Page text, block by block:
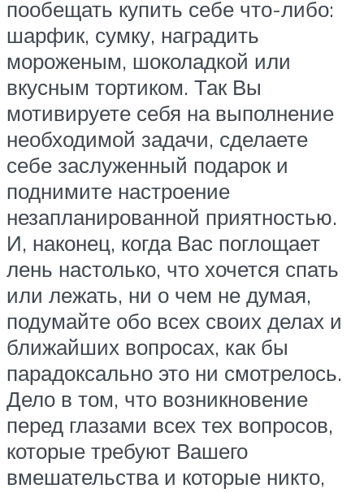
пообещать купить себе что-либо:
шарфик, сумку, наградить
мороженым, шоколадкой или
вкусным тортиком. Так Вы
мотивируете себя на выполнение
необходимой задачи, сделаете
себе заслуженный подарок и
поднимите настроение
незапланированной приятностью.
И, наконец, когда Вас поглощает
лень настолько, что хочется спать
или лежать, ни о чем не думая,
подумайте обо всех своих делах и
ближайших вопросах, как бы
парадоксально это ни смотрелось.
Дело в том, что возникновение
перед глазами всех тех вопросов,
которые требуют Вашего
вмешательства и которые никто,